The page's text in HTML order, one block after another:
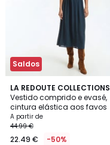
Saldos
LA REDOUTE COLLECTIONS
Vestido comprido e evasé,
cintura elástica aos favos
A partir de
44.99 €
22.49 € -50%
4,4
/ 5
2
Cores